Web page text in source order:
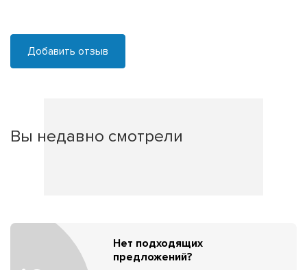
Добавить отзыв
Вы недавно смотрели
Нет подходящих
предложений?